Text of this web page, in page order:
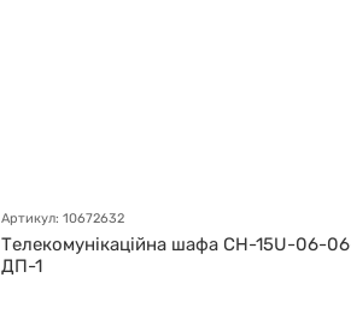
Артикул: 10672632
Телекомунікаційна шафа СН-15U-06-
ДП-1